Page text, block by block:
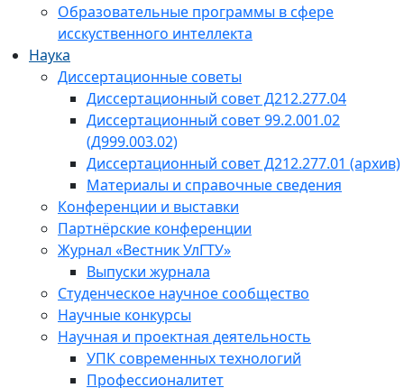
Образовательные программы в сфере
исскуственного интеллекта
Наука
Диссертационные советы
Диссертационный совет Д212.277.04
Диссертационный совет 99.2.001.02
(Д999.003.02)
Диссертационный совет Д212.277.01 (архив)
Материалы и справочные сведения
Конференции и выставки
Партнёрские конференции
Журнал «Вестник УлГТУ»
Выпуски журнала
Студенческое научное сообщество
Научные конкурсы
Научная и проектная деятельность
УПК современных технологий
Профессионалитет